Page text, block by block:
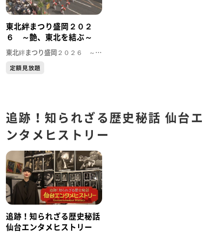
東北絆まつり盛岡２０２
６ ～艶、東北を結ぶ～
東北絆まつり盛岡２０２６ ～艶、東北を結ぶ～
定額見放題
追跡！知られざる歴史秘話 仙台エ
ンタメヒストリー
追跡！知られざる歴史秘話
仙台エンタメヒストリー